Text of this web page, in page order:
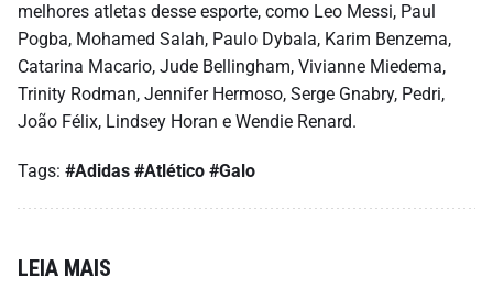
melhores atletas desse esporte, como Leo Messi, Paul
Pogba, Mohamed Salah, Paulo Dybala, Karim Benzema,
Catarina Macario, Jude Bellingham, Vivianne Miedema,
Trinity Rodman, Jennifer Hermoso, Serge Gnabry, Pedri,
João Félix, Lindsey Horan e Wendie Renard.
Tags: #Adidas #Atlético #Galo
LEIA MAIS